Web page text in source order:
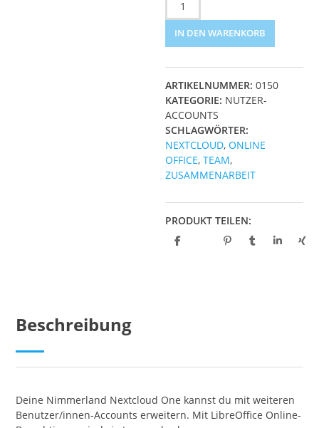
Benutzer/innen
Account
Menge
IN DEN WARENKORB
ARTIKELNUMMER: 0150
KATEGORIE: NUTZER-
ACCOUNTS
SCHLAGWÖRTER:
NEXTCLOUD,ONLINE
OFFICE,TEAM,
ZUSAMMENARBEIT
PRODUKT TEILEN:
Beschreibung
Deine Nimmerland Nextcloud One kannst du mit weiteren
Benutzer/innen-Accounts erweitern. Mit LibreOffice Online-